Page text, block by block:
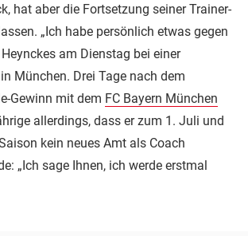
hat aber die Fortsetzung seiner Trainer-
„Ich habe persönlich etwas gegen
am Dienstag bei einer
München. Drei Tage nach dem
Gewinn mit dem FC Bayern München
allerdings, dass er zum 1. Juli und
kein neues Amt als Coach
„Ich sage Ihnen, ich werde erstmal